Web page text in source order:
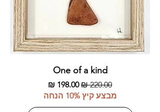
One of a kind
מחיר רגילמחיר מבצע
מבצע קיץ 10% הנחה